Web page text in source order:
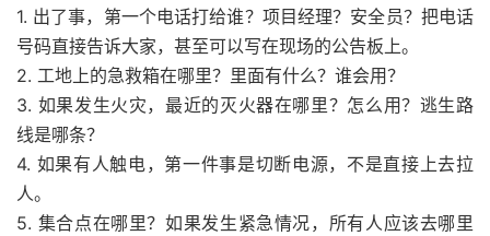
1. 出了事，第一个电话打给谁？项目经理？安全员？把电话
号码直接告诉大家，甚至可以写在现场的公告板上。
2. 工地上的急救箱在哪里？里面有什么？谁会用？
3. 如果发生火灾，最近的灭火器在哪里？怎么用？逃生路
线是哪条？
4. 如果有人触电，第一件事是切断电源，不是直接上去拉
人。
5. 集合点在哪里？如果发生紧急情况，所有人应该去哪里